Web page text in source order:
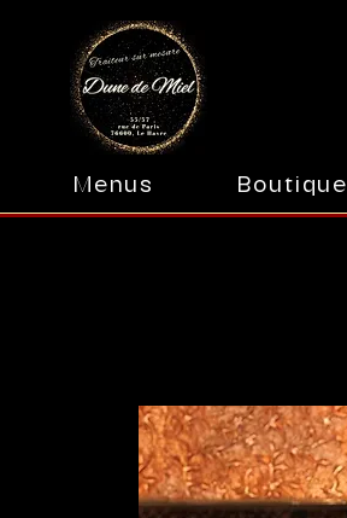
Menus Boutique